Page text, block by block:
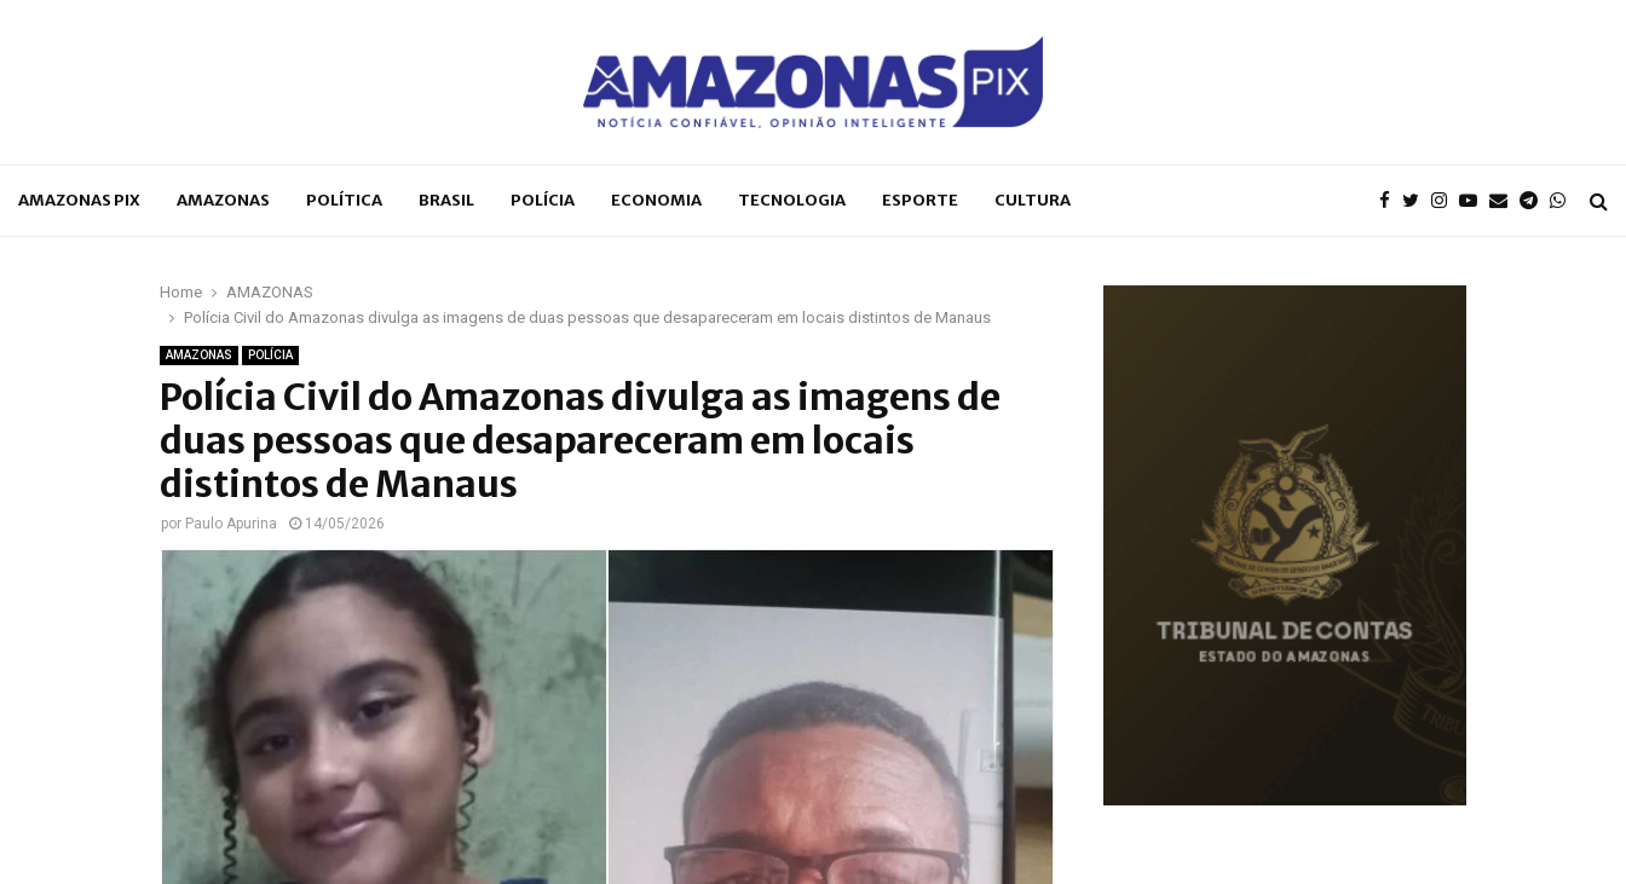
AMAZONAS PIX AMAZONAS POLÍTICA BRASIL POLÍCIA ECONOMIA TECNOLOGIA ESPORTE CULTURA
Home
AMAZONAS
Polícia Civil do Amazonas divulga as imagens de duas pessoas que desapareceram em locais distintos de Manaus
AMAZONAS POLÍCIA
Polícia Civil do Amazonas divulga as imagens de
duas pessoas que desapareceram em locais
distintos de Manaus
por Paulo Apurina 14/05/2026